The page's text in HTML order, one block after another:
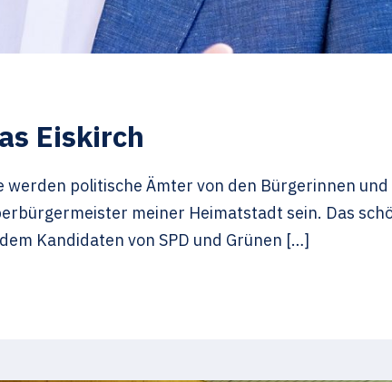
Eiskirch
politische Ämter von den Bürgerinnen
meiner Heimatstadt sein. Das
Kandidaten von SPD und Grünen […]